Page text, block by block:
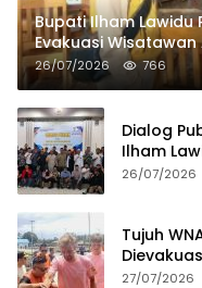
Bupati Ilham Lawidu
Evakuasi
Tenggelam
26/07/2026 766
Dialog
Ilham
Tim
26/07/2026
Tujuh
27/07/2026